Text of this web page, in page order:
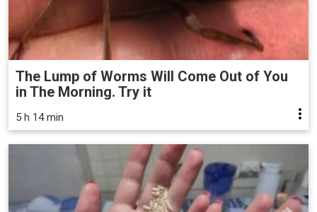
The Lump of Worms Will Come Out of You
in The Morning. Try it
5 h 14 min